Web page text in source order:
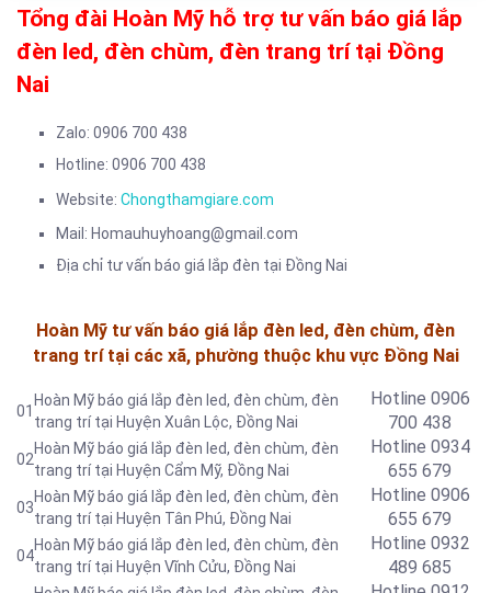
Tổng đài Hoàn Mỹ hỗ trợ tư vấn báo giá lắp
đèn led, đèn chùm, đèn trang trí tại Đồng
Nai
Zalo: 0906 700 438
Hotline: 0906 700 438
Website: Chongthamgiare.com
Mail: Homauhuyhoang@gmail.com
Địa chỉ tư vấn báo giá lắp đèn tại Đồng Nai
Hoàn Mỹ tư vấn báo giá lắp đèn led, đèn chùm, đèn
trang trí tại các xã, phường thuộc khu vực Đồng Nai
01
Hoàn Mỹ báo giá lắp đèn led, đèn chùm, đèn
trang trí tại Huyện Xuân Lộc, Đồng Nai
Hotline 0906
700 438
02
Hoàn Mỹ báo giá lắp đèn led, đèn chùm, đèn
trang trí tại Huyện Cẩm Mỹ, Đồng Nai
Hotline 0934
655 679
03
Hoàn Mỹ báo giá lắp đèn led, đèn chùm, đèn
trang trí tại Huyện Tân Phú, Đồng Nai
Hotline 0906
655 679
04
Hoàn Mỹ báo giá lắp đèn led, đèn chùm, đèn
trang trí tại Huyện Vĩnh Cửu, Đồng Nai
Hotline 0932
489 685